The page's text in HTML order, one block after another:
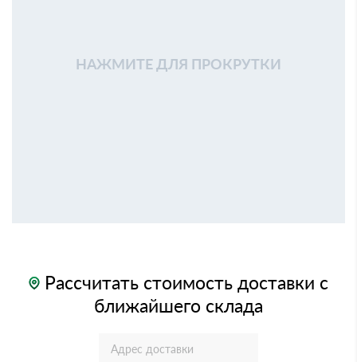
НАЖМИТЕ ДЛЯ ПРОКРУТКИ
Рассчитать стоимость доставки с
ближайшего склада